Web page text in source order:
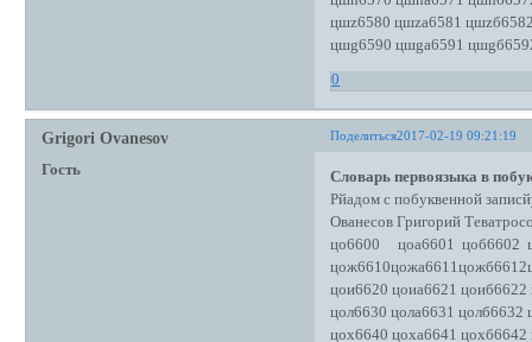
цшz6580 цшzа6581
цшg6590 цшgа6591
0
Поделиться2017-02-19 09:21:19
Grigori Ovanesov
Гость
Словарь первоязыка в
Рйадом с побуквенной
Ованесов Григорий
цо6600 цоа6601 цоб6602
цои6620 цоиа6621
цол6630 цола6631 цолб6632
цох6640 цоха6641